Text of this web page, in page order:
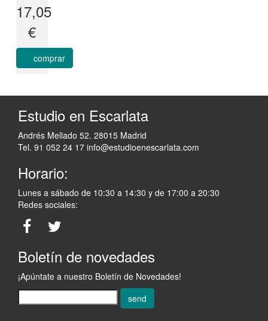
17,05
€
comprar
Estudio en Escarlata
Andrés Mellado 52. 28015 Madrid
Tel. 91 052 24 17 info@estudioenescarlata.com
Horario:
Lunes a sábado de 10:30 a 14:30 y de 17:00 a 20:30
Redes sociales:
Boletín de novedades
¡Apúntate a nuestro Boletín de Novedades!
send